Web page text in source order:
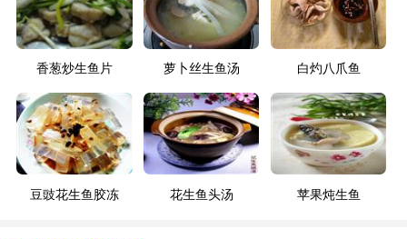
香葱炒生鱼片 萝卜丝生鱼汤 白灼八爪鱼
豆豉花生鱼胶冻 花生鱼头汤 苹果炖生鱼